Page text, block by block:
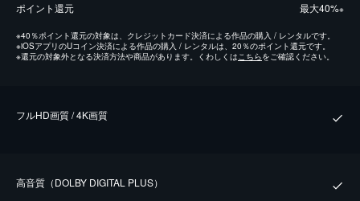
ポイント還元 最⼤40%※
※40％ポイント還元の対象は、クレジットカード決済による作品の購入 / レンタルです。
※iOSアプリのUコイン決済による作品の購入 / レンタルは、20％のポイント還元です。
※還元の対象外となる決済方法や商品があります。くわしくはこちらをご確認ください。
フルHD画質 / 4K画質
⾼⾳質（DOLBY DIGITAL PLUS）